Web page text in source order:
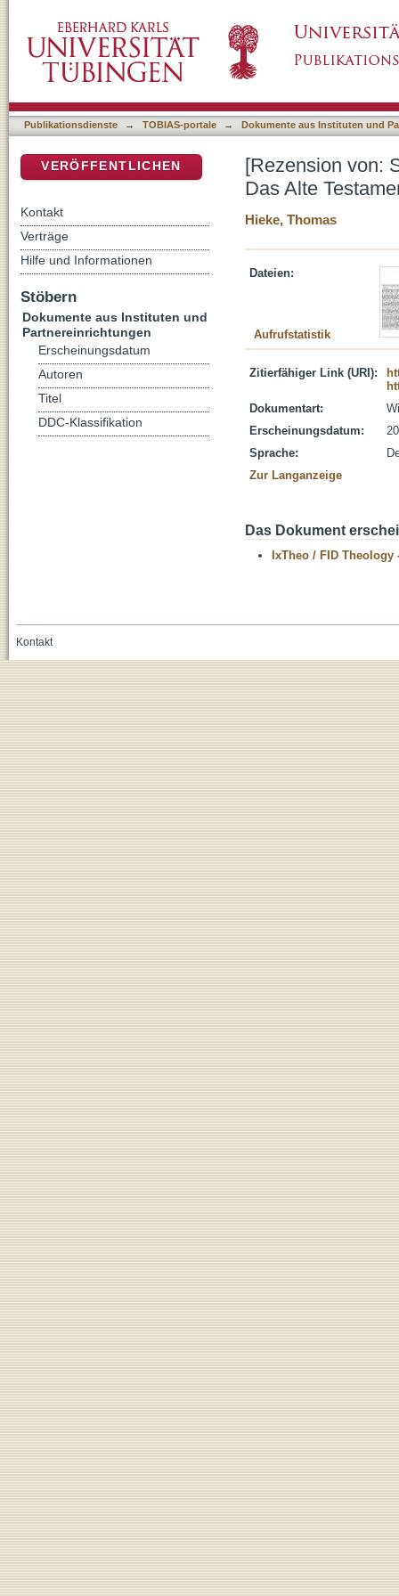
verstehen]
Publikationsdienste → TOBIAS-portale → Dokumente aus Instituten und
[Rezension von:
Das Alte
Hieke, Thomas
Dateien:
Aufrufstatistik
Zitierfähiger Link (URI):
Dokumentart:
Erscheinungsdatum:
Sprache:
Zur Langanzeige
Das Dokument
IxTheo / FID Theology
VERÖFFENTLICHEN
Kontakt
Verträge
Hilfe und Informationen
Stöbern
Dokumente aus Instituten und
Partnereinrichtungen
Erscheinungsdatum
Autoren
Titel
DDC-Klassifikation
Kontakt